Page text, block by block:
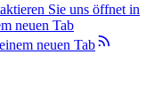
Sie uns öffnet in
neuen Tab
neuen Tab